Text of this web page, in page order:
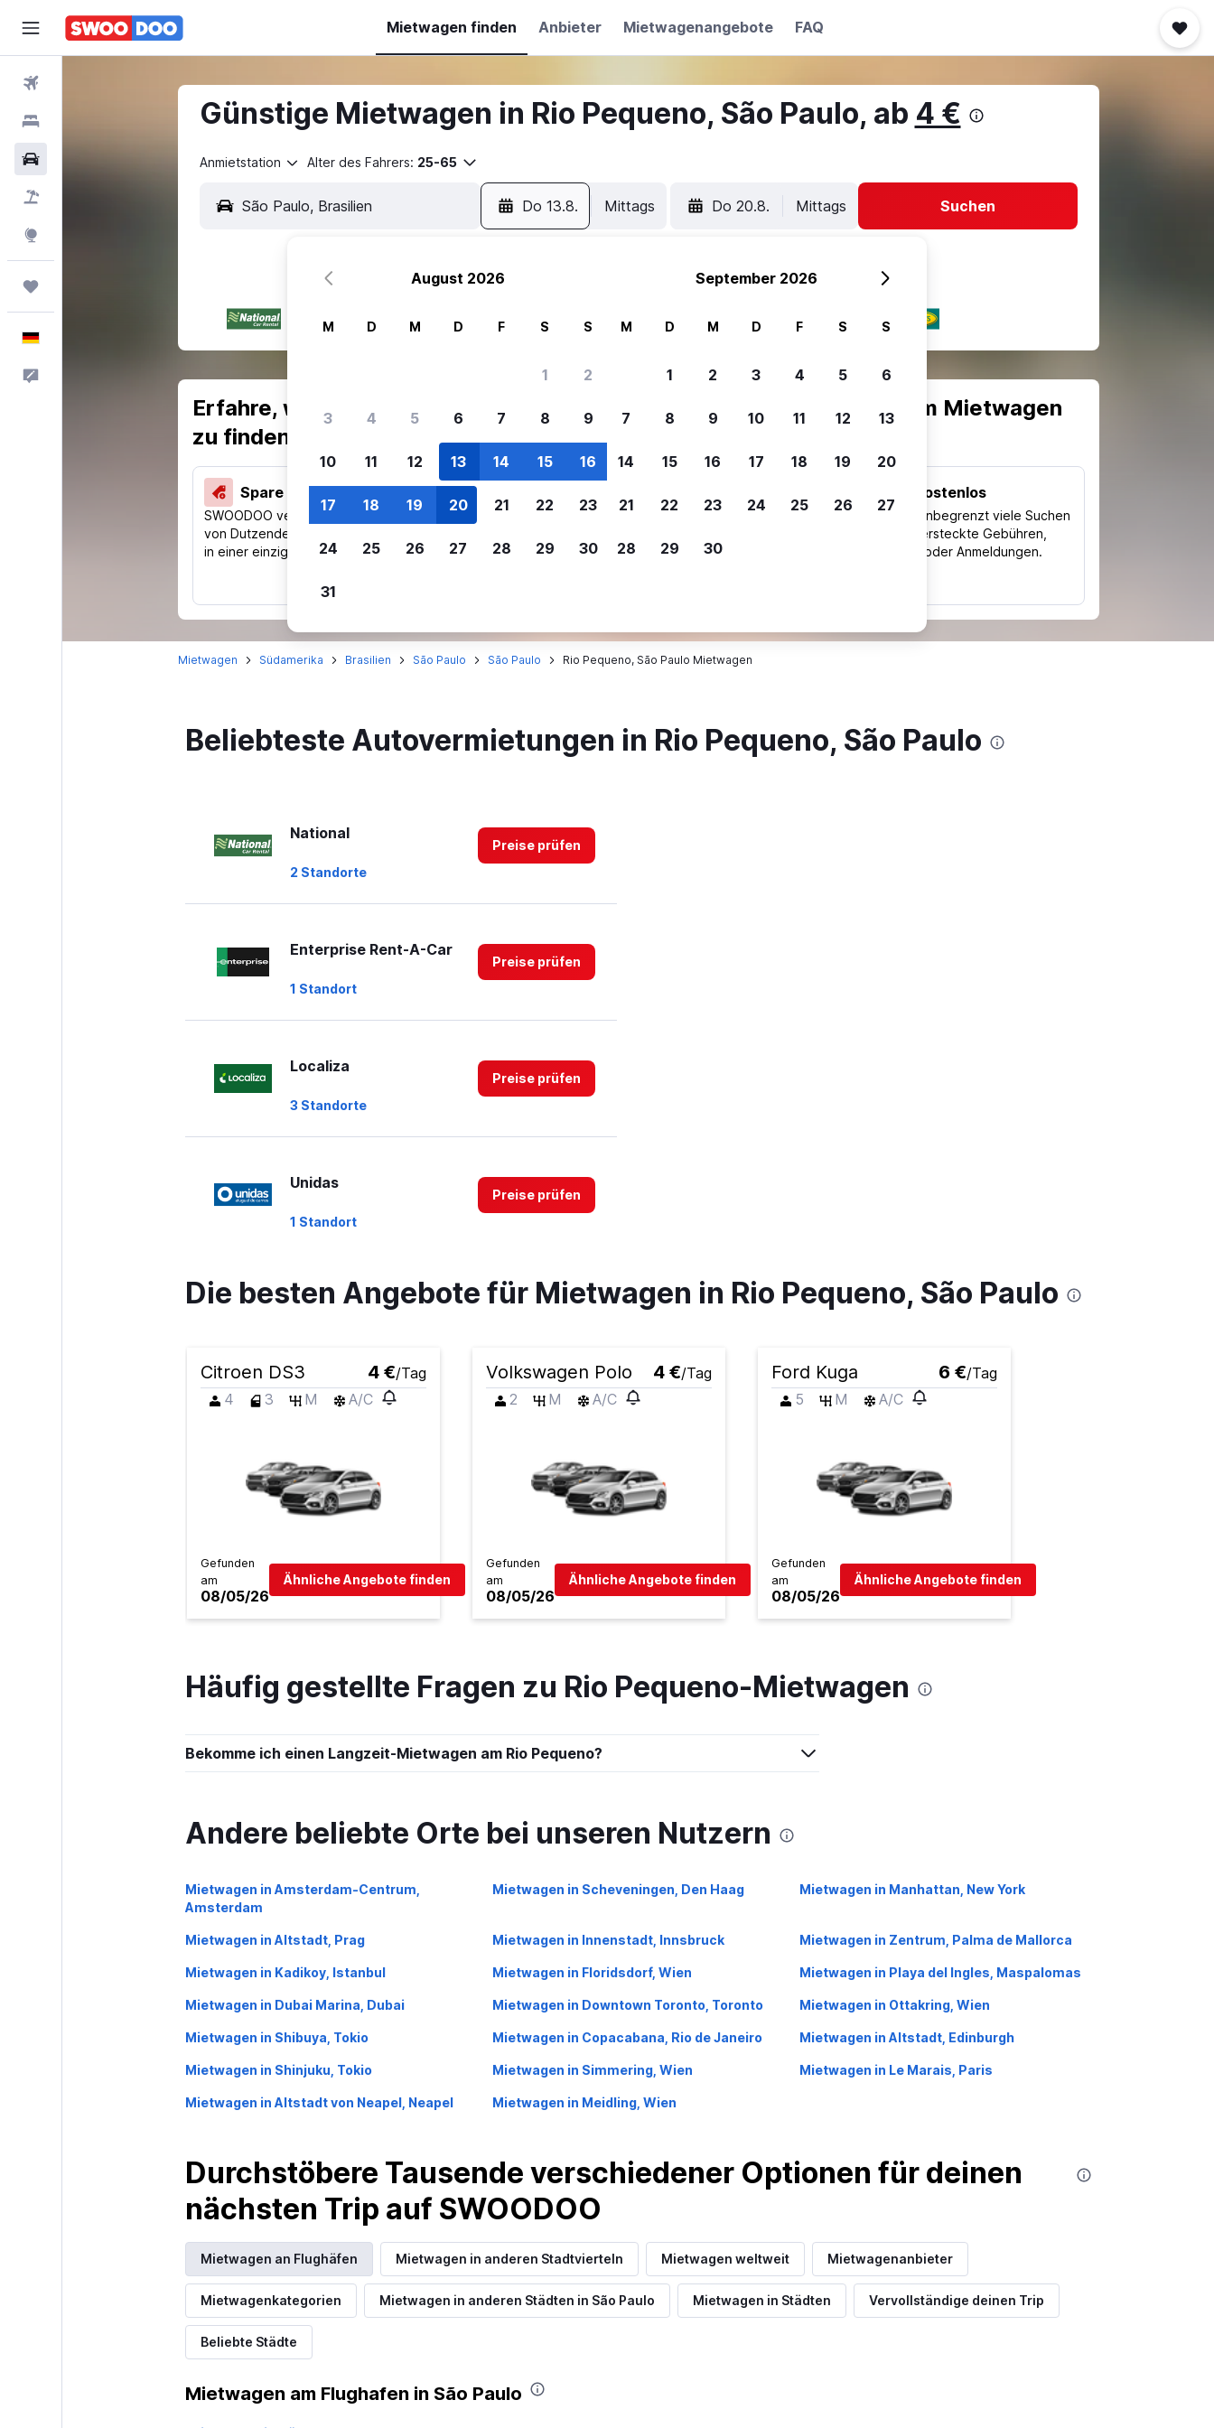
Mietwagen finden Anbieter Mietwagenangebote FAQ
Günstige Mietwagen in Rio Pequeno, São Paulo, ab 4 €
Anmietstation Alter des Fahrers: 25-65
Do 13.8. Mittags Do 20.8. Mittags Suchen
Erfahre, warum unsere Reisenden sich für SWOODOO entscheiden, um Mietwagen
zu finden.
Spare 40 % und mehr
SWOODOO vergleicht Preise
von Dutzenden Reise-Websites
in einer einzigen Suche.
Preisalarm
Lass dich benachrichtigen,
um kein tolles Angebot zu
Anpassung von Trips
Mietwagenergebnisse nach
Kostenlos
Nutze unbegrenzt viele Suchen
ohne versteckte Gebühren,
Kosten oder Anmeldungen.
Mietwagen Südamerika Brasilien São Paulo São Paulo Rio Pequeno, São Paulo Mietwagen
Beliebteste Autovermietungen in Rio Pequeno, São Paulo
National
2 Standorte
Preise prüfen
Enterprise Rent-A-Car
1 Standort
Preise prüfen
Localiza
3 Standorte
Preise prüfen
Unidas
1 Standort
Preise prüfen
Hertz
1 Standort
Die besten Angebote für Mietwagen in Rio Pequeno, São Paulo
Citroen DS3 4 €/Tag
4
3 M A/C
Gefunden
am
08/05/26
Ähnliche Angebote finden
Volkswagen Polo 4 €/Tag
2
M A/C
Gefunden
am
08/05/26
Ähnliche Angebote finden
Ford Kuga 6 €/Tag
5
M A/C
Gefunden
am
08/05/26
Ähnliche Angebote finden
Häufig gestellte Fragen zu Rio Pequeno-Mietwagen
Bekomme ich einen Langzeit-Mietwagen am Rio Pequeno?
Andere beliebte Orte bei unseren Nutzern
Mietwagen in Amsterdam-Centrum,
Amsterdam
Mietwagen in Scheveningen, Den Haag Mietwagen in Manhattan, New York
Mietwagen in Altstadt, Prag Mietwagen in Innenstadt, Innsbruck Mietwagen in Zentrum, Palma de Mallorca
Mietwagen in Kadikoy, Istanbul Mietwagen in Floridsdorf, Wien Mietwagen in Playa del Ingles, Maspalomas
Mietwagen in Dubai Marina, Dubai Mietwagen in Downtown Toronto, Toronto Mietwagen in Ottakring, Wien
Mietwagen in Shibuya, Tokio Mietwagen in Copacabana, Rio de Janeiro Mietwagen in Altstadt, Edinburgh
Mietwagen in Shinjuku, Tokio Mietwagen in Simmering, Wien Mietwagen in Le Marais, Paris
Mietwagen in Altstadt von Neapel, Neapel Mietwagen in Meidling, Wien
Durchstöbere Tausende verschiedener Optionen für deinen
nächsten Trip auf SWOODOO
Mietwagen an Flughäfen Mietwagen in anderen Stadtvierteln Mietwagen weltweit Mietwagenanbieter
Mietwagenkategorien Mietwagen in anderen Städten in São Paulo Mietwagen in Städten Vervollständige deinen Trip
Beliebte Städte
Mietwagen am Flughafen in São Paulo
August 2026
M D M D F S S
1 2
3 4 5 6 7 8 9
10 11 12 13 14 15 16
17 18 19 20 21 22 23
24 25 26 27 28 29 30
31
September 2026
M D M D F S S
1 2 3 4 5 6
7 8 9 10 11 12 13
14 15 16 17 18 19 20
21 22 23 24 25 26 27
28 29 30